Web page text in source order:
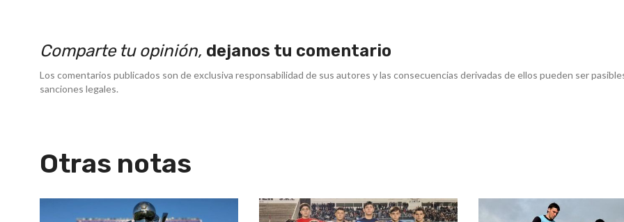
Comparte tu opinión, dejanos tu comentario
Los comentarios publicados son de exclusiva responsabilidad de sus autores y las consecuencias derivadas de ellos pueden ser
sanciones legales.
Otras notas